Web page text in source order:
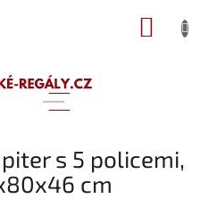
s 5 policemi,
cm